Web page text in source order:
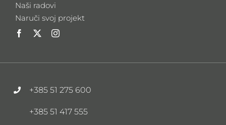
Naši radovi
Naruči svoj projekt
+385 51 275 600
+385 51 417 555